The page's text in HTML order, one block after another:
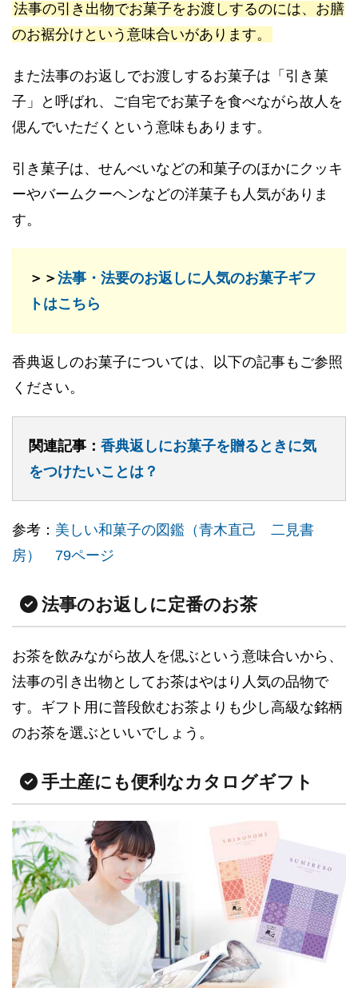
法事の引き出物でお菓子をお渡しするのには、お膳
のお裾分けという意味合いがあります。
また法事のお返しでお渡しするお菓子は「引き菓
子」と呼ばれ、ご自宅でお菓子を食べながら故人を
偲んでいただくという意味もあります。
引き菓子は、せんべいなどの和菓子のほかにクッキ
ーやバームクーヘンなどの洋菓子も人気がありま
す。
＞＞法事・法要のお返しに人気のお菓子ギフ
トはこちら
香典返しのお菓子については、以下の記事もご参照
ください。
関連記事： 香典返しにお菓子を贈るときに気
をつけたいことは？
参考： 美しい和菓子の図鑑（青木直己 二見書
房） 79ページ
法事のお返しに定番のお茶
お茶を飲みながら故人を偲ぶという意味合いから、
法事の引き出物としてお茶はやはり人気の品物で
す。ギフト用に普段飲むお茶よりも少し高級な銘柄
のお茶を選ぶといいでしょう。
手土産にも便利なカタログギフト